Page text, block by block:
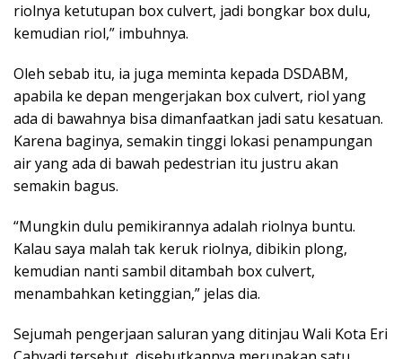
riolnya ketutupan box culvert, jadi bongkar box dulu,
kemudian riol,” imbuhnya.
Oleh sebab itu, ia juga meminta kepada DSDABM,
apabila ke depan mengerjakan box culvert, riol yang
ada di bawahnya bisa dimanfaatkan jadi satu kesatuan.
Karena baginya, semakin tinggi lokasi penampungan
air yang ada di bawah pedestrian itu justru akan
semakin bagus.
“Mungkin dulu pemikirannya adalah riolnya buntu.
Kalau saya malah tak keruk riolnya, dibikin plong,
kemudian nanti sambil ditambah box culvert,
menambahkan ketinggian,” jelas dia.
Sejumah pengerjaan saluran yang ditinjau Wali Kota Eri